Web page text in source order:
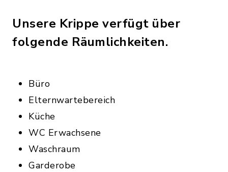
Unsere Krippe verfügt über
folgende Räumlichkeiten.
Büro
Elternwartebereich
Küche
WC Erwachsene
Waschraum
Garderobe